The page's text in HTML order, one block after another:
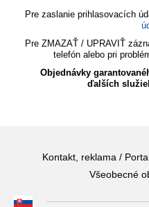
Pre zaslanie prihlasovacích
Pre ZMAZAŤ / UPRAVIŤ
telefón alebo pri
Objednávky
ďalších
Kontakt, reklama /
Všeobecné